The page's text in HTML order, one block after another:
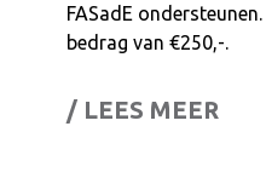
FASadE
bedrag van €250,-.
/ LEES MEER